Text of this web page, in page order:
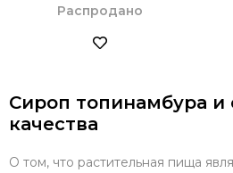
Распродано
Сироп топинамбура и
качества
О том, что растительная пища